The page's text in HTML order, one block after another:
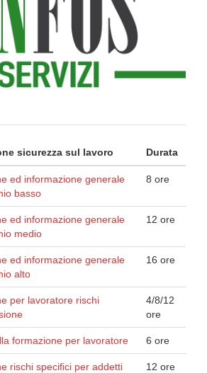
sicurezza sul lavoro Durata
ed informazione generale
basso
8 ore
ed informazione generale
medio
12 ore
ed informazione generale
alto
16 ore
per lavoratore rischi
4/8/12
ore
formazione per lavoratore 6 ore
rischi specifici per addetti 12 ore